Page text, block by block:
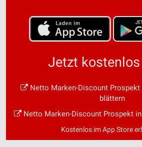
Jetzt kostenlos
Netto Marken-Discount
blättern
Netto Marken-Discount Prospekt
Kostenlos im App Store